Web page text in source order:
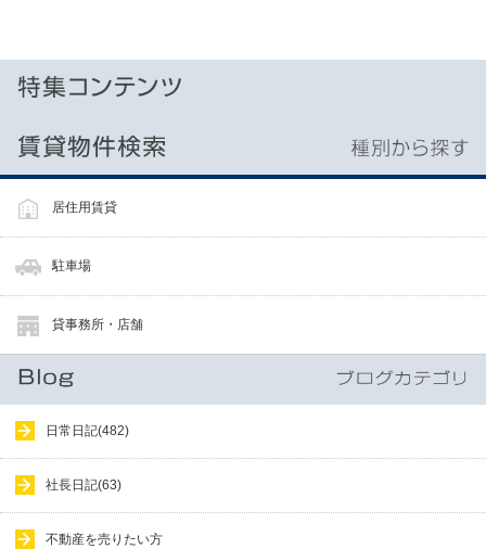
居住用賃貸
駐車場
貸事務所・店舗
日常日記(482)
社長日記(63)
不動産を売りたい方